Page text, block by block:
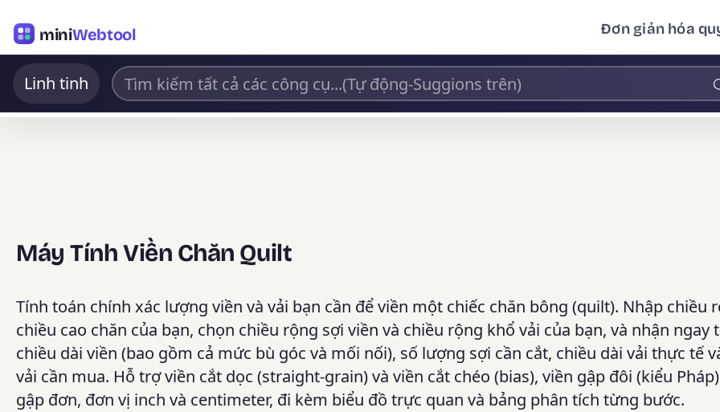
miniWebtool Đơn giản hóa
Linh tinh
Máy Tính Viền Chăn Quilt
Tính toán chính xác lượng viền và vải bạn cần để viền một chiếc chăn bông (quilt). Nhập chiều
chiều cao chăn của bạn, chọn chiều rộng sợi viền và chiều rộng khổ vải của bạn, và nhận ngay
chiều dài viền (bao gồm cả mức bù góc và mối nối), số lượng sợi cần cắt, chiều dài vải thực tế
vải cần mua. Hỗ trợ viền cắt dọc (straight-grain) và viền cắt chéo (bias), viền gập đôi (kiểu
gập đơn, đơn vị inch và centimeter, đi kèm biểu đồ trực quan và bảng phân tích từng bước.